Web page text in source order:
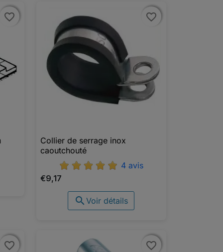
favorite_border
favorite_border favorite_border
favorite_border
 Aperçu rapide
Collier de serrage inox
caoutchouté
4 avis
€9,17
Voir détails
favorite_border
favorite_border favorite_border
favorite_border